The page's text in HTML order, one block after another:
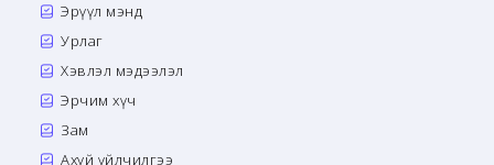
Эрүүл мэнд
Урлаг
Хэвлэл мэдээлэл
Эрчим хүч
Зам
Ахуй үйлчилгээ